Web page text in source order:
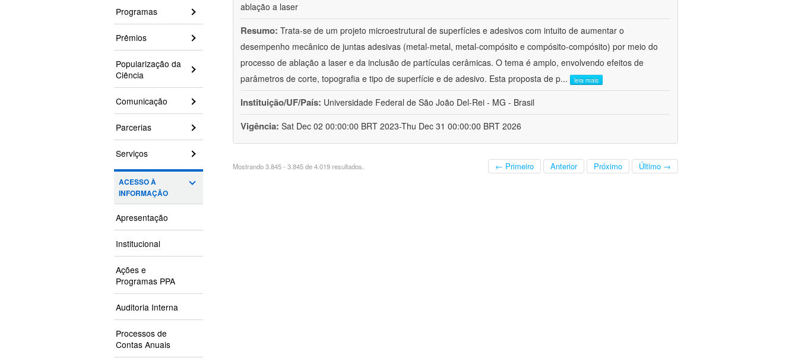
Programas
Prêmios
Popularização da
Ciência
Comunicação
Parcerias
Serviços
ACESSO À
INFORMAÇÃO
Apresentação
Institucional
Ações e
Programas PPA
Auditoria Interna
Processos de
Contas Anuais
ablação a laser
Resumo: Trata-se de um projeto microestrutural de superfícies e adesivos com intuito de aumentar o
desempenho mecânico de juntas adesivas (metal-metal, metal-compósito e compósito-compósito) por meio do
processo de ablação a laser e da inclusão de partículas cerâmicas. O tema é amplo, envolvendo efeitos de
parâmetros de corte, topografia e tipo de superfície e de adesivo. Esta proposta de p... leia mais
Instituição/UF/País: Universidade Federal de São João Del-Rei - MG - Brasil
Vigência: Sat Dec 02 00:00:00 BRT 2023-Thu Dec 31 00:00:00 BRT 2026
Mostrando 3.845 - 3.845 de 4.019 resultados. ← Primeiro Anterior Próximo Último →